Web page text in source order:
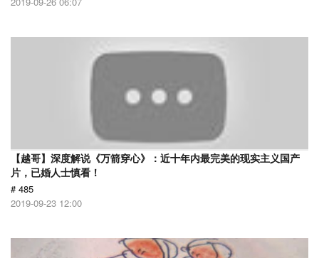
【越哥】深度解说《万箭穿心》：近十年内最完美的现实主义国产
片，已婚人士慎看！
# 485
2019-09-23 12:00